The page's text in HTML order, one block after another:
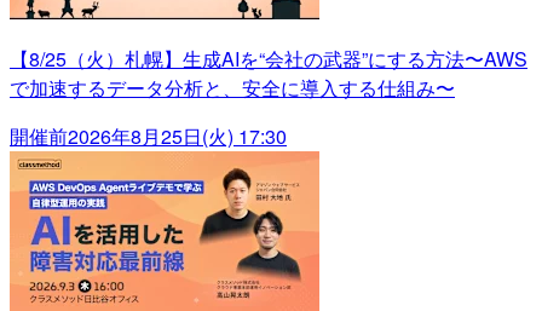
【8/25（火）札幌】生成AIを“会社の武器”にする方法〜AWS
で加速するデータ分析と、安全に導入する仕組み〜
開催前2026年8月25日(火) 17:30